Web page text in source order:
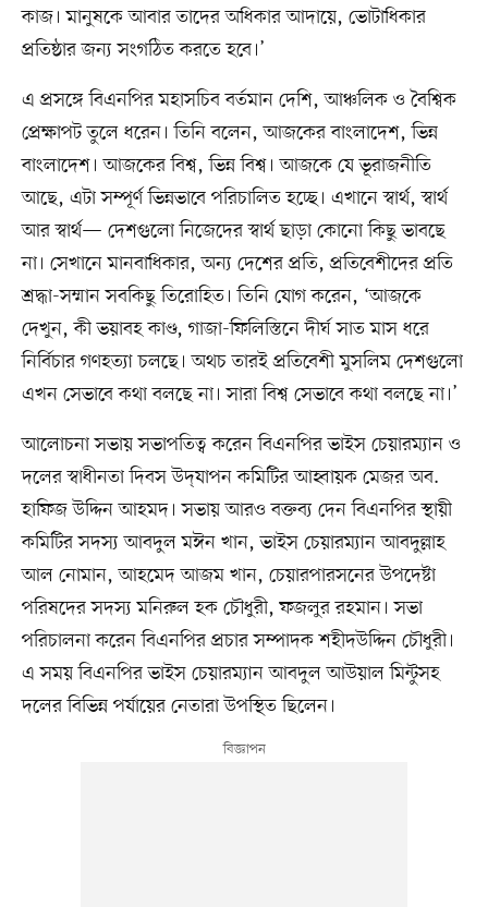
কাজ। মানুষকে আবার তাদের অধিকার আদায়ে, ভোটাধিকার
প্রতিষ্ঠার জন্য সংগঠিত করতে হবে।’
এ প্রসঙ্গে বিএনপির মহাসচিব বর্তমান দেশি, আঞ্চলিক ও বৈশ্বিক
প্রেক্ষাপট তুলে ধরেন। তিনি বলেন, আজকের বাংলাদেশ, ভিন্ন
বাংলাদেশ। আজকের বিশ্ব, ভিন্ন বিশ্ব। আজকে যে ভূরাজনীতি
আছে, এটা সম্পূর্ণ ভিন্নভাবে পরিচালিত হচ্ছে। এখানে স্বার্থ, স্বার্থ
আর স্বার্থ— দেশগুলো নিজেদের স্বার্থ ছাড়া কোনো কিছু ভাবছে
না। সেখানে মানবাধিকার, অন্য দেশের প্রতি, প্রতিবেশীদের প্রতি
শ্রদ্ধা-সম্মান সবকিছু তিরোহিত। তিনি যোগ করেন, ‘আজকে
দেখুন, কী ভয়াবহ কাণ্ড, গাজা-ফিলিস্তিনে দীর্ঘ সাত মাস ধরে
নির্বিচার গণহত্যা চলছে। অথচ তারই প্রতিবেশী মুসলিম দেশগুলো
এখন সেভাবে কথা বলছে না। সারা বিশ্ব সেভাবে কথা বলছে না।’
আলোচনা সভায় সভাপতিত্ব করেন বিএনপির ভাইস চেয়ারম্যান ও
দলের স্বাধীনতা দিবস উদ্‌যাপন কমিটির আহ্বায়ক মেজর অব.
হাফিজ উদ্দিন আহমদ। সভায় আরও বক্তব্য দেন বিএনপির স্থায়ী
কমিটির সদস্য আবদুল মঈন খান, ভাইস চেয়ারম্যান আবদুল্লাহ
আল নোমান, আহমেদ আজম খান, চেয়ারপারসনের উপদেষ্টা
পরিষদের সদস্য মনিরুল হক চৌধুরী, ফজলুর রহমান। সভা
পরিচালনা করেন বিএনপির প্রচার সম্পাদক শহীদউদ্দিন চৌধুরী।
এ সময় বিএনপির ভাইস চেয়ারম্যান আবদুল আউয়াল মিন্টুসহ
দলের বিভিন্ন পর্যায়ের নেতারা উপস্থিত ছিলেন।